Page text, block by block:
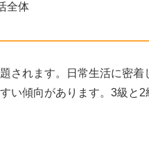
全体
されます。日常生活に密
い傾向があります。3級と